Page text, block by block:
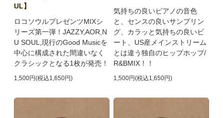
UL】
ロコソウルプレゼンツMIXシ
リーズ第一弾！JAZZY,AOR,N
U SOUL,現行のGood Musicを
中心に構成された間違いなく
クラシックとなる1枚が発売！
1,500円(税込1,650円)
気持ちの良いピアノの音色
と、センスの良いサンプリン
グ、カラッと気持ちの良いビ
ート、US産メインストリーム
とは違う独自のヒップホップ/
R&BMIX！！
1,500円(税込1,650円)